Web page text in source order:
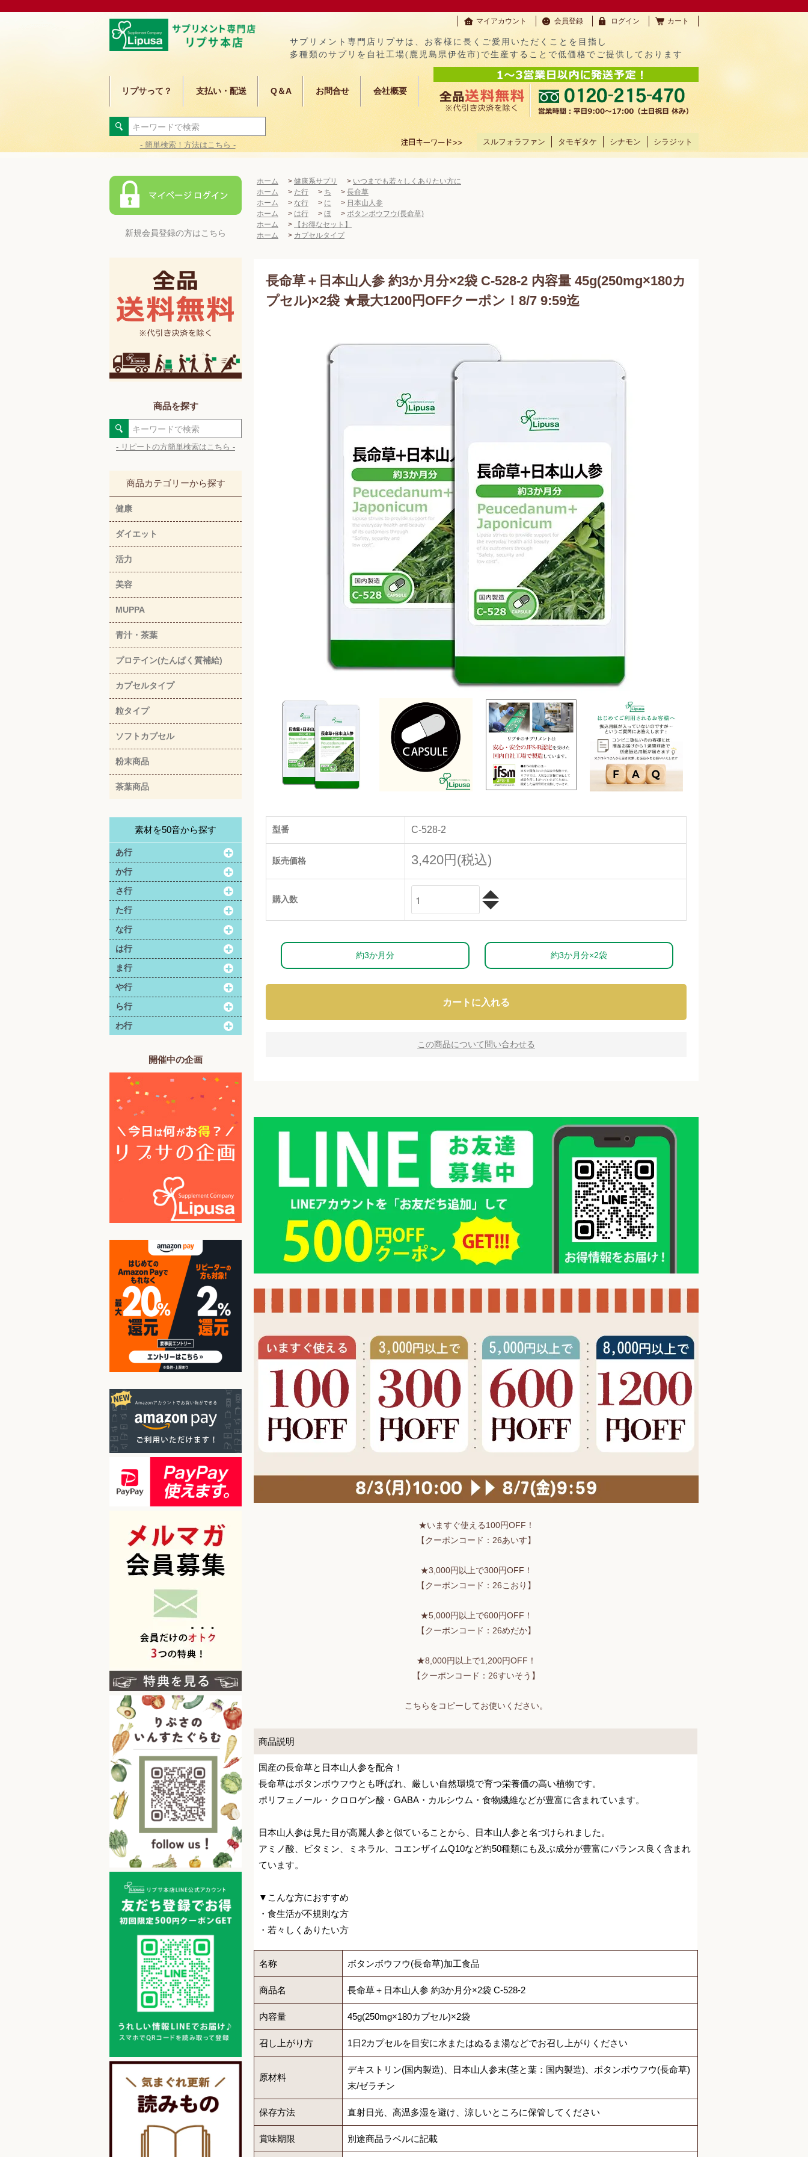
マイアカウント 会員登録 ログイン カート
サプリメント専門店リプサは、お客様に長くご愛用いただくことを目指し
多種類のサプリを自社工場(鹿児島県伊佐市)で生産することで低価格でご提供しております
リプサって？ 支払い・配送 Q＆A お問合せ 会社概要
- 簡単検索！方法はこちら - スルフォラファン タモギタケ シナモン シラジット
新規会員登録の方はこちら
商品を探す
- リピートの方簡単検索はこちら -
商品カテゴリーから探す
健康
ダイエット
活力
美容
MUPPA
青汁・茶葉
プロテイン(たんぱく質補給)
カプセルタイプ
粒タイプ
ソフトカプセル
粉末商品
茶葉商品
素材を50音から探す
あ行
か行
さ行
た行
な行
は行
ま行
や行
ら行
わ行
開催中の企画
ホーム > 健康系サプリ > いつまでも若々しくありたい方に
ホーム
> た行 > ち > 長命草
ホーム
> な行 > に > 日本山人参
ホーム
> は行 > ほ > ボタンボウフウ(長命草)
ホーム
>
【お得なセット】
ホーム
> カプセルタイプ
長命草＋日本山人参 約3か月分×2袋 C-528-2 内容量 45g(250mg×180カ
プセル)×2袋 ★最大1200円OFFクーポン！8/7 9:59迄
型番 C-528-2
販売価格 3,420円(税込)
購入数
約3か月分 約3か月分×2袋
カートに入れる
この商品について問い合わせる
★いますぐ使える100円OFF！
【クーポンコード：26あいす】
★3,000円以上で300円OFF！
【クーポンコード：26こおり】
★5,000円以上で600円OFF！
【クーポンコード：26めだか】
★8,000円以上で1,200円OFF！
【クーポンコード：26すいそう】
こちらをコピーしてお使いください。
商品説明
国産の長命草と日本山人参を配合！
長命草はボタンボウフウとも呼ばれ、厳しい自然環境で育つ栄養価の高い植物です。
ポリフェノール・クロロゲン酸・GABA・カルシウム・食物繊維などが豊富に含まれています。
日本山人参は見た目が高麗人参と似ていることから、日本山人参と名づけられました。
アミノ酸、ビタミン、ミネラル、コエンザイムQ10など約50種類にも及ぶ成分が豊富にバランス良く含まれ
ています。
▼こんな方におすすめ
・食生活が不規則な方
・若々しくありたい方
名称 ボタンボウフウ(長命草)加工食品
商品名 長命草＋日本山人参 約3か月分×2袋 C-528-2
内容量 45g(250mg×180カプセル)×2袋
召し上がり方 1日2カプセルを目安に水またはぬるま湯などでお召し上がりください
原材料
デキストリン(国内製造)、日本山人参末(茎と葉：国内製造)、ボタンボウフウ(長命草)
末/ゼラチン
保存方法 直射日光、高温多湿を避け、涼しいところに保管してください
賞味期限 別途商品ラベルに記載